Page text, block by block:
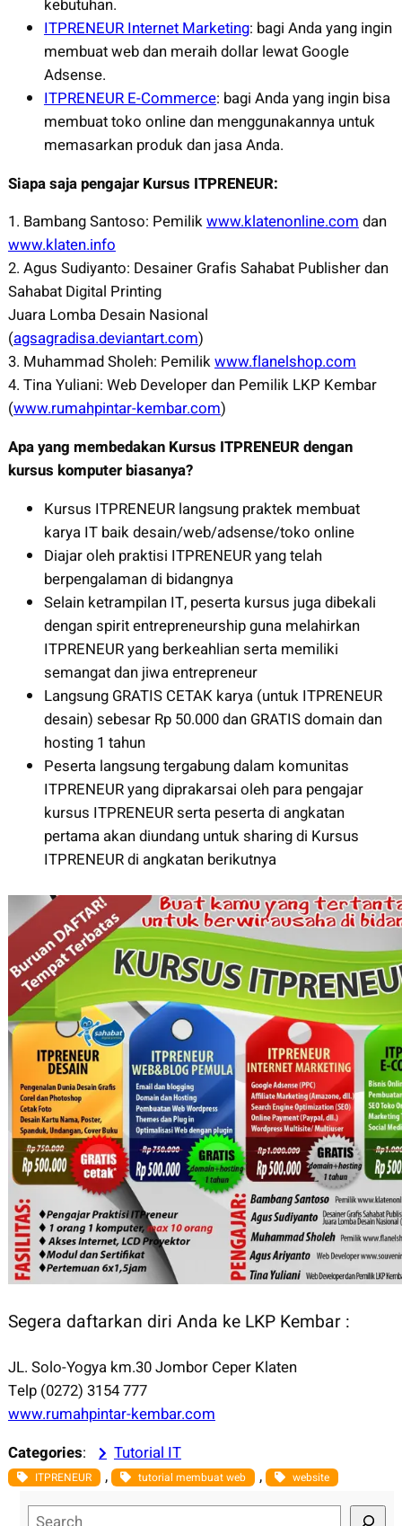
kebutuhan.
ITPRENEUR Internet Marketing: bagi Anda yang ingin
membuat web dan meraih dollar lewat Google
Adsense.
ITPRENEUR E-Commerce: bagi Anda yang ingin bisa
membuat toko online dan menggunakannya untuk
memasarkan produk dan jasa Anda.
Siapa saja pengajar Kursus ITPRENEUR:
1. Bambang Santoso: Pemilikwww.klatenonline.comdan
www.klaten.info
2. Agus Sudiyanto: Desainer Grafis Sahabat Publisher dan
Sahabat Digital Printing
Juara Lomba Desain Nasional
(agsagradisa.deviantart.com)
3. Muhammad Sholeh: Pemilikwww.flanelshop.com
4. Tina Yuliani: Web Developer dan Pemilik LKP Kembar
(www.rumahpintar-kembar.com)
Apa yang membedakan Kursus ITPRENEUR dengan
kursus komputer biasanya?
Kursus ITPRENEUR langsung praktek membuat
karya IT baik desain/web/adsense/toko online
Diajar oleh praktisi ITPRENEUR yang telah
berpengalaman di bidangnya
Selain ketrampilan IT, peserta kursus juga dibekali
dengan spirit entrepreneurship guna melahirkan
ITPRENEUR yang berkeahlian serta memiliki
semangat dan jiwa entrepreneur
Langsung GRATIS CETAK karya (untuk ITPRENEUR
desain) sebesar Rp 50.000 dan GRATIS domain dan
hosting 1 tahun
Peserta langsung tergabung dalam komunitas
ITPRENEUR yang diprakarsai oleh para pengajar
kursus ITPRENEUR serta peserta di angkatan
pertama akan diundang untuk sharing di Kursus
ITPRENEUR di angkatan berikutnya
Segera daftarkan diri Anda ke LKP Kembar :
JL. Solo-Yogya km.30 Jombor Ceper Klaten
Telp (0272) 3154 777
www.rumahpintar-kembar.com
Categories: Tutorial IT
ITPRENEUR , tutorial membuat web , website